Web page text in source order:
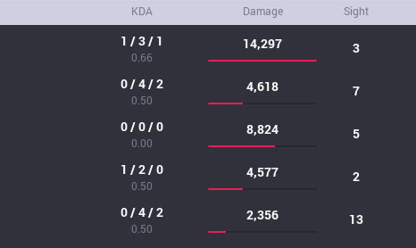
KDA Damage Sight
1 / 3 / 1
0.66
14,297 3
0 / 4 / 2
0.50
4,618 7
0 / 0 / 0
0.00
8,824 5
1 / 2 / 0
0.50
4,577 2
0 / 4 / 2
0.50
2,356 13